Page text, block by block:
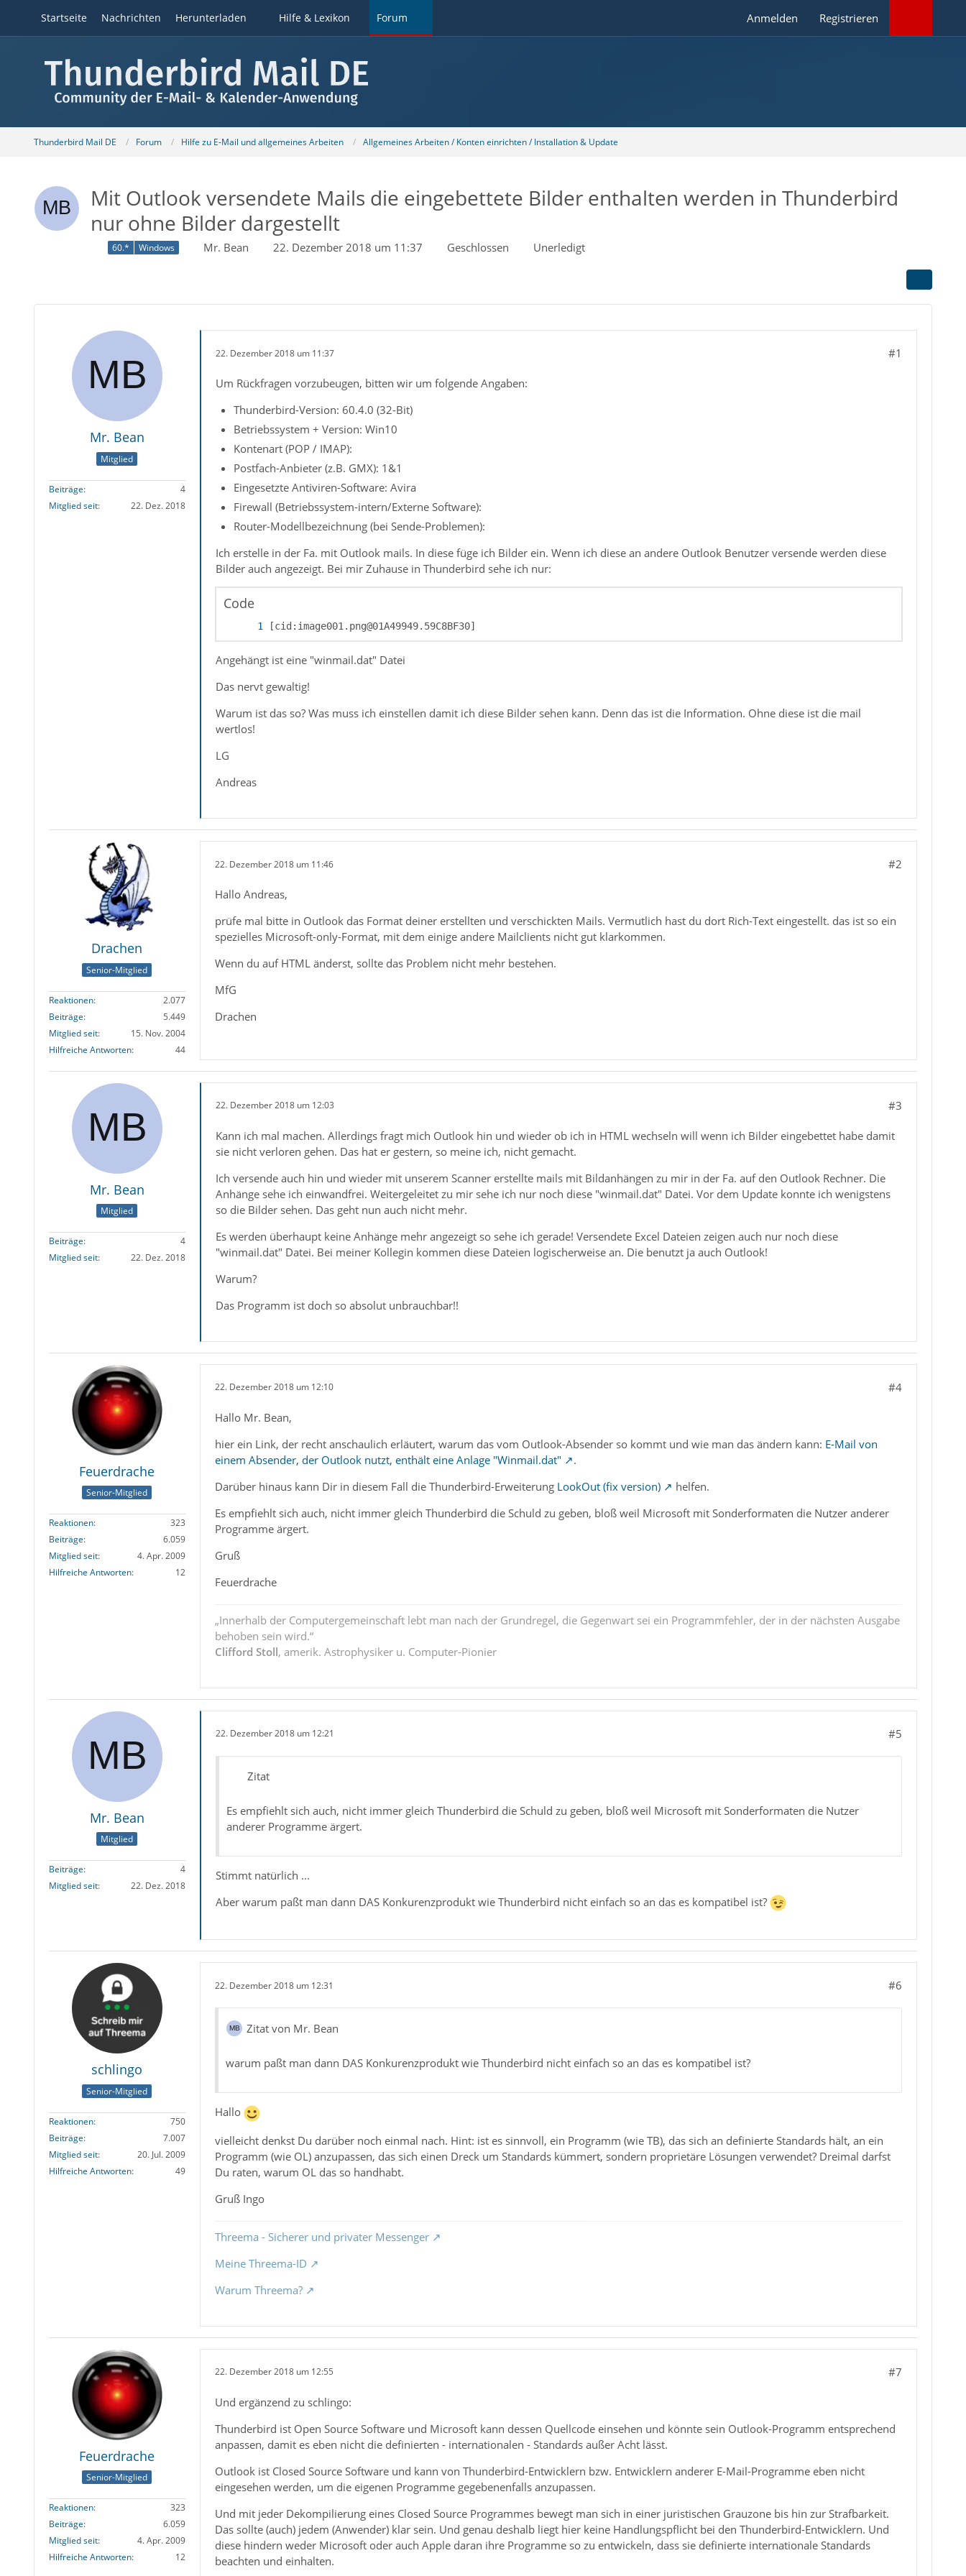
Startseite Nachrichten Herunterladen Hilfe & Lexikon Forum Anmelden Registrieren
Thunderbird Mail DE Forum Hilfe zu E-Mail und allgemeines Arbeiten Allgemeines Arbeiten / Konten einrichten / Installation & Update
Mit Outlook versendete Mails die eingebettete Bilder enthalten werden in Thunderbird
nur ohne Bilder dargestellt
60.* Windows Mr. Bean 22. Dezember 2018 um 11:37 Geschlossen Unerledigt
Mr. Bean
Mitglied
Beiträge
4
Mitglied seit
22. Dez. 2018
22. Dezember 2018 um 11:37 #1
Um Rückfragen vorzubeugen, bitten wir um folgende Angaben:
Thunderbird-Version: 60.4.0 (32-Bit)
Betriebssystem + Version: Win10
Kontenart (POP / IMAP):
Postfach-Anbieter (z.B. GMX): 1&1
Eingesetzte Antiviren-Software: Avira
Firewall (Betriebssystem-intern/Externe Software):
Router-Modellbezeichnung (bei Sende-Problemen):
Ich erstelle in der Fa. mit Outlook mails. In diese füge ich Bilder ein. Wenn ich diese an andere Outlook Benutzer versende werden diese
Bilder auch angezeigt. Bei mir Zuhause in Thunderbird sehe ich nur:
Code
[cid:image001.png@01A49949.59C8BF30]
Angehängt ist eine "winmail.dat" Datei
Das nervt gewaltig!
Warum ist das so? Was muss ich einstellen damit ich diese Bilder sehen kann. Denn das ist die Information. Ohne diese ist die mail
wertlos!
LG
Andreas
Drachen
Senior-Mitglied
Reaktionen
2.077
Beiträge
5.449
Mitglied seit
15. Nov. 2004
Hilfreiche Antworten
44
22. Dezember 2018 um 11:46 #2
Hallo Andreas,
prüfe mal bitte in Outlook das Format deiner erstellten und verschickten Mails. Vermutlich hast du dort Rich-Text eingestellt. das ist so ein
spezielles Microsoft-only-Format, mit dem einige andere Mailclients nicht gut klarkommen.
Wenn du auf HTML änderst, sollte das Problem nicht mehr bestehen.
MfG
Drachen
Mr. Bean
Mitglied
Beiträge
4
Mitglied seit
22. Dez. 2018
22. Dezember 2018 um 12:03 #3
Kann ich mal machen. Allerdings fragt mich Outlook hin und wieder ob ich in HTML wechseln will wenn ich Bilder eingebettet habe damit
sie nicht verloren gehen. Das hat er gestern, so meine ich, nicht gemacht.
Ich versende auch hin und wieder mit unserem Scanner erstellte mails mit Bildanhängen zu mir in der Fa. auf den Outlook Rechner. Die
Anhänge sehe ich einwandfrei. Weitergeleitet zu mir sehe ich nur noch diese "winmail.dat" Datei. Vor dem Update konnte ich wenigstens
so die Bilder sehen. Das geht nun auch nicht mehr.
Es werden überhaupt keine Anhänge mehr angezeigt so sehe ich gerade! Versendete Excel Dateien zeigen auch nur noch diese
"winmail.dat" Datei. Bei meiner Kollegin kommen diese Dateien logischerweise an. Die benutzt ja auch Outlook!
Warum?
Das Programm ist doch so absolut unbrauchbar!!
Feuerdrache
Senior-Mitglied
Reaktionen
323
Beiträge
6.059
Mitglied seit
4. Apr. 2009
Hilfreiche Antworten
12
22. Dezember 2018 um 12:10 #4
Hallo Mr. Bean,
hier ein Link, der recht anschaulich erläutert, warum das vom Outlook-Absender so kommt und wie man das ändern kann: E-Mail von
einem Absender, der Outlook nutzt, enthält eine Anlage "Winmail.dat"
.
Darüber hinaus kann Dir in diesem Fall die Thunderbird-Erweiterung LookOut (fix version)
helfen.
Es empfiehlt sich auch, nicht immer gleich Thunderbird die Schuld zu geben, bloß weil Microsoft mit Sonderformaten die Nutzer anderer
Programme ärgert.
Gruß
Feuerdrache
„Innerhalb der Computergemeinschaft lebt man nach der Grundregel, die Gegenwart sei ein Programmfehler, der in der nächsten Ausgabe
behoben sein wird.“
Clifford Stoll, amerik. Astrophysiker u. Computer-Pionier
Mr. Bean
Mitglied
Beiträge
4
Mitglied seit
22. Dez. 2018
22. Dezember 2018 um 12:21 #5
Zitat
Es empfiehlt sich auch, nicht immer gleich Thunderbird die Schuld zu geben, bloß weil Microsoft mit Sonderformaten die Nutzer
anderer Programme ärgert.
Stimmt natürlich ...
Aber warum paßt man dann DAS Konkurenzprodukt wie Thunderbird nicht einfach so an das es kompatibel ist?
schlingo
Senior-Mitglied
Reaktionen
750
Beiträge
7.007
Mitglied seit
20. Jul. 2009
Hilfreiche Antworten
49
22. Dezember 2018 um 12:31 #6
Zitat von Mr. Bean
warum paßt man dann DAS Konkurenzprodukt wie Thunderbird nicht einfach so an das es kompatibel ist?
Hallo
vielleicht denkst Du darüber noch einmal nach. Hint: ist es sinnvoll, ein Programm (wie TB), das sich an definierte Standards hält, an ein
Programm (wie OL) anzupassen, das sich einen Dreck um Standards kümmert, sondern proprietäre Lösungen verwendet? Dreimal darfst
Du raten, warum OL das so handhabt.
Gruß Ingo
Threema - Sicherer und privater Messenger
Meine Threema-ID
Warum Threema?
Feuerdrache
Senior-Mitglied
Reaktionen
323
Beiträge
6.059
Mitglied seit
4. Apr. 2009
Hilfreiche Antworten
12
22. Dezember 2018 um 12:55 #7
Und ergänzend zu schlingo:
Thunderbird ist Open Source Software und Microsoft kann dessen Quellcode einsehen und könnte sein Outlook-Programm entsprechend
anpassen, damit es eben nicht die definierten - internationalen - Standards außer Acht lässt.
Outlook ist Closed Source Software und kann von Thunderbird-Entwicklern bzw. Entwicklern anderer E-Mail-Programme eben nicht
eingesehen werden, um die eigenen Programme gegebenenfalls anzupassen.
Und mit jeder Dekompilierung eines Closed Source Programmes bewegt man sich in einer juristischen Grauzone bis hin zur Strafbarkeit.
Das sollte (auch) jedem (Anwender) klar sein. Und genau deshalb liegt hier keine Handlungspflicht bei den Thunderbird-Entwicklern. Und
diese hindern weder Microsoft oder auch Apple daran ihre Programme so zu entwickeln, dass sie definierte internationale Standards
beachten und einhalten.